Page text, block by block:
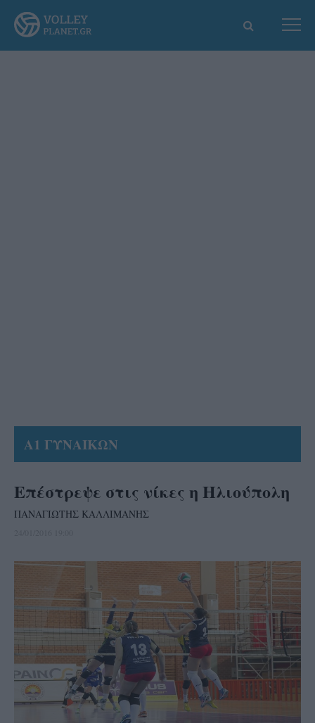
Α1 ΓΥΝΑΙΚΩΝ
Επέστρεψε στις νίκες η Ηλιούπολη
ΠΑΝΑΓΙΩΤΗΣ ΚΑΛΛΙΜΑΝΗΣ